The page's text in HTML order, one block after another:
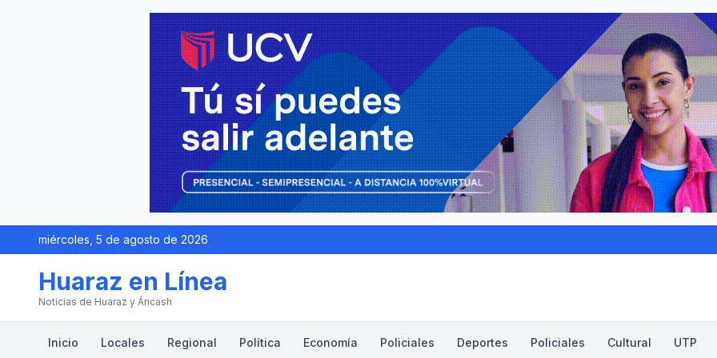
miércoles, 5 de agosto de 2026
Huaraz en Línea
Noticias de Huaraz y Áncash
Inicio Locales Regional Política Economía Policiales Deportes Policiales Cultural UTP